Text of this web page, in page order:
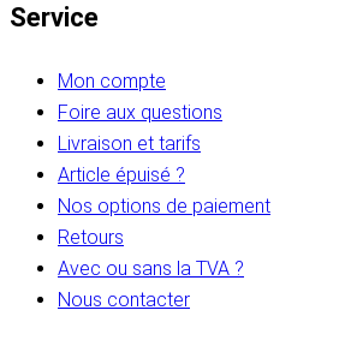
Service
Mon compte
Foire aux questions
Livraison et tarifs
Article épuisé ?
Nos options de paiement
Retours
Avec ou sans la TVA ?
Nous contacter